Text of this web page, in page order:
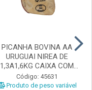
PICANHA BOVINA AA
URUGUAI NIREA DE
1,3A1,6KG CAIXA COM
±15KG
Código: 45631
Produto de peso variável